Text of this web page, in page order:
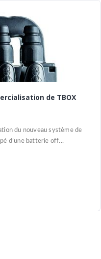
de TBOX
du nouveau système de
d’une batterie off...